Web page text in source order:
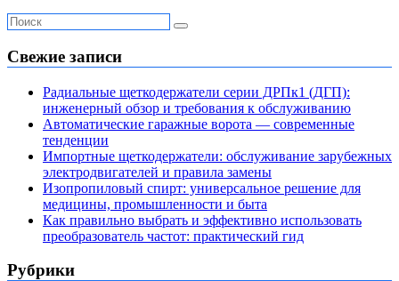
Свежие записи
Радиальные щеткодержатели серии ДРПк1 (ДГП):
инженерный обзор и требования к обслуживанию
Автоматические гаражные ворота — современные
тенденции
Импортные щеткодержатели: обслуживание зарубежных
электродвигателей и правила замены
Изопропиловый спирт: универсальное решение для
медицины, промышленности и быта
Как правильно выбрать и эффективно использовать
преобразователь частот: практический гид
Рубрики